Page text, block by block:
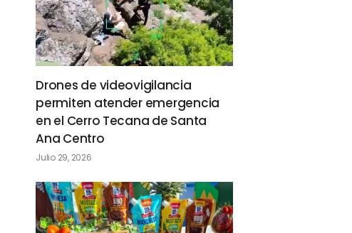
Drones de videovigilancia
permiten atender emergencia
en el Cerro Tecana de Santa
Ana Centro
Julio 29, 2026